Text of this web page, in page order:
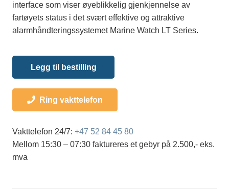
interface som viser øyeblikkelig gjenkjennelse av
fartøyets status i det svært effektive og attraktive
alarmhåndteringssystemet Marine Watch LT Series.
Legg til bestilling
Ring vakttelefon
Vakttelefon 24/7: +47 52 84 45 80
Mellom 15:30 – 07:30 faktureres et gebyr på 2.500,- eks.
mva